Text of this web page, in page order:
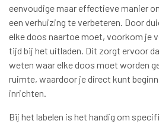
eenvoudige maar effectieve manier
een verhuizing te verbeteren. Door
elke doos naartoe moet, voorkom je
tijd bij het uitladen. Dit zorgt ervoor
weten waar elke doos moet worden
ruimte, waardoor je direct kunt
inrichten.
Bij het labelen is het handig om